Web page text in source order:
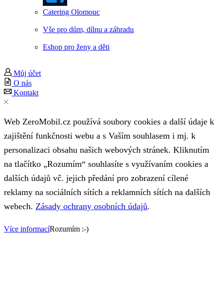
Catering Olomouc
Vše pro dům, dílnu a záhradu
Eshop pro ženy a děti
Můj účet
O nás
Kontakt
Web ZeroMobil.cz používá soubory cookies a další údaje k
zajištění funkčnosti webu a s Vaším souhlasem i mj. k
personalizaci obsahu našich webových stránek. Kliknutím
na tlačítko „Rozumím“ souhlasíte s využívaním cookies a
dalších údajů vč. jejich předání pro zobrazení cílené
reklamy na sociálních sítích a reklamních sítích na dalších
webech. Zásady ochrany osobních údajů.
Více informacíRozumím :-)